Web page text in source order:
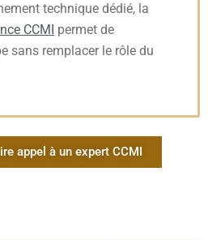
technique dédié, la
CCMI permet de
sans remplacer le rôle du
appel à un expert CCMI